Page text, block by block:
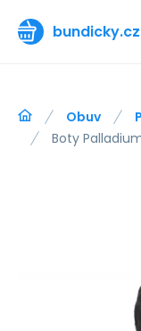
bundicky.cz
Obuv
Boty